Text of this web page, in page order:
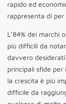
rapido ed
rappresenta di
L’84% dei marchi
più difficili da
davvero
principali sfide per
la crescita è più
difficile da